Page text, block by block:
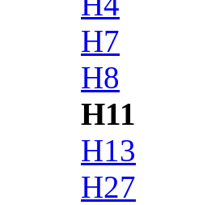
H7
H8
H11
H13
H27